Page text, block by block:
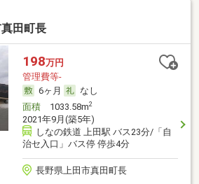
田町長
198万円
管理費等-
6ヶ月
なし
面積1033.58m2
2021年9月(築5年)
しなの鉄道 上田駅 バス23分/「自
治セ入口」バス停 停歩4分
長野県上田市真田町長